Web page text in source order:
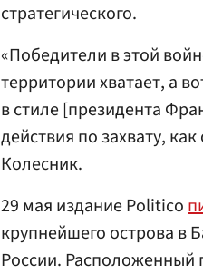
стратегического.
«Победители в этой
территории хватает, а
в стиле [президента
действия по захвату,
Колесник.
29 мая издание Politico
крупнейшего острова в
России. Расположенный